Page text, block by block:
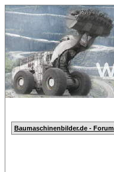
Baumaschinenbilder.de - Forum